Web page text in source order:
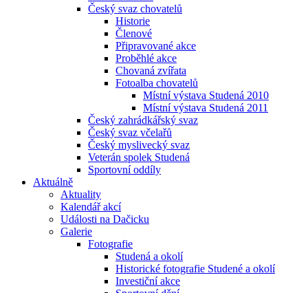
Český svaz chovatelů
Historie
Členové
Připravované akce
Proběhlé akce
Chovaná zvířata
Fotoalba chovatelů
Místní výstava Studená 2010
Místní výstava Studená 2011
Český zahrádkářský svaz
Český svaz včelařů
Český myslivecký svaz
Veterán spolek Studená
Sportovní oddíly
Aktuálně
Aktuality
Kalendář akcí
Události na Dačicku
Galerie
Fotografie
Studená a okolí
Historické fotografie Studené a okolí
Investiční akce